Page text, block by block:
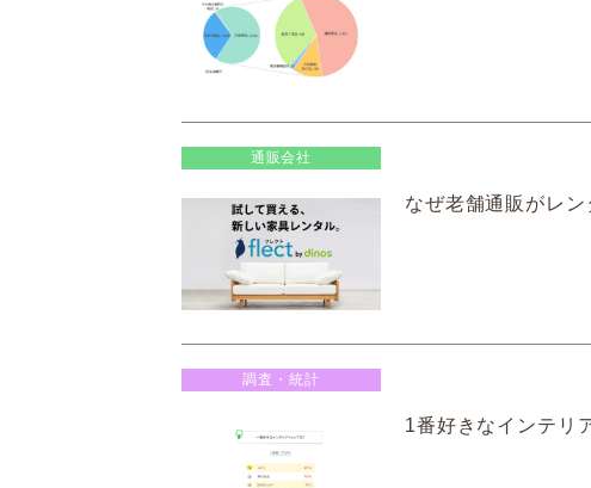
通販会社
なぜ老舗通販がレ
調査・統計
1番好きなインテリ